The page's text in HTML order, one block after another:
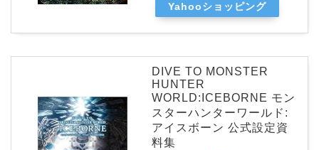
Yahooショッピング
DIVE TO MONSTER
HUNTER
WORLD:ICEBORNE モン
スターハンターワールド:
アイスボーン 公式設定資
料集